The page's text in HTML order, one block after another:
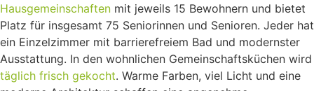
Hausgemeinschaften mit jeweils 15 Bewohnern und bietet
Platz für insgesamt 75 Seniorinnen und Senioren. Jeder hat
ein Einzelzimmer mit barrierefreiem Bad und modernster
Ausstattung. In den wohnlichen Gemeinschaftsküchen wird
täglich frisch gekocht. Warme Farben, viel Licht und eine